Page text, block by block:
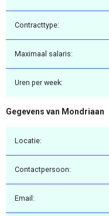
Contracttype:
Maximaal salaris:
Uren per week:
Gegevens van Mondriaan
Locatie:
Contactpersoon:
Email: